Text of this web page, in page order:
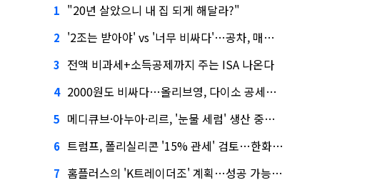
1 "20년 살았으니 내 집 되게 해달라?"
2 '2조는 받아야' vs '너무 비싸다'…공차, 매각 성공할까
3 전액 비과세+소득공제까지 주는 ISA 나온다
4 2000원도 비싸다…올리브영, 다이소 공세에 '가성비'로 맞불
5 메디큐브·아누아·리르, '눈물 세럼' 생산 중단한다
6 트럼프, 폴리실리콘 '15% 관세' 검토…한화큐셀·OCI 영향은?
7 홈플러스의 'K트레이더조' 계획…성공 가능성은 '글쎄'